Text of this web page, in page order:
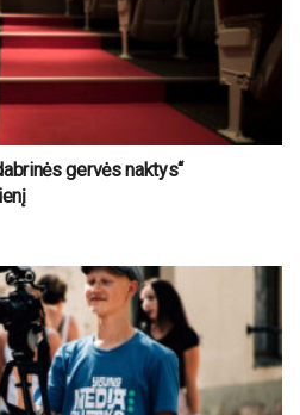
gervės naktys“